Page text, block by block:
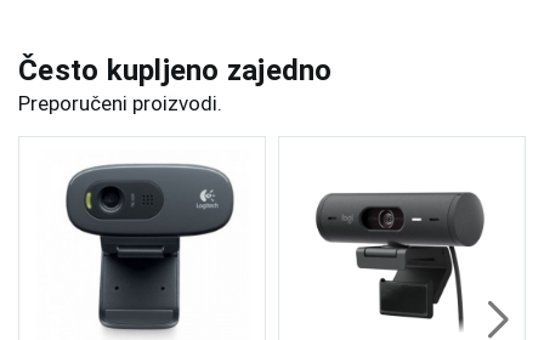
Često kupljeno zajedno
Preporučeni proizvodi.